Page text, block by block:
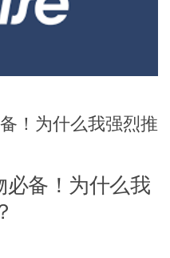
！为什么我强烈推
必备！为什么我